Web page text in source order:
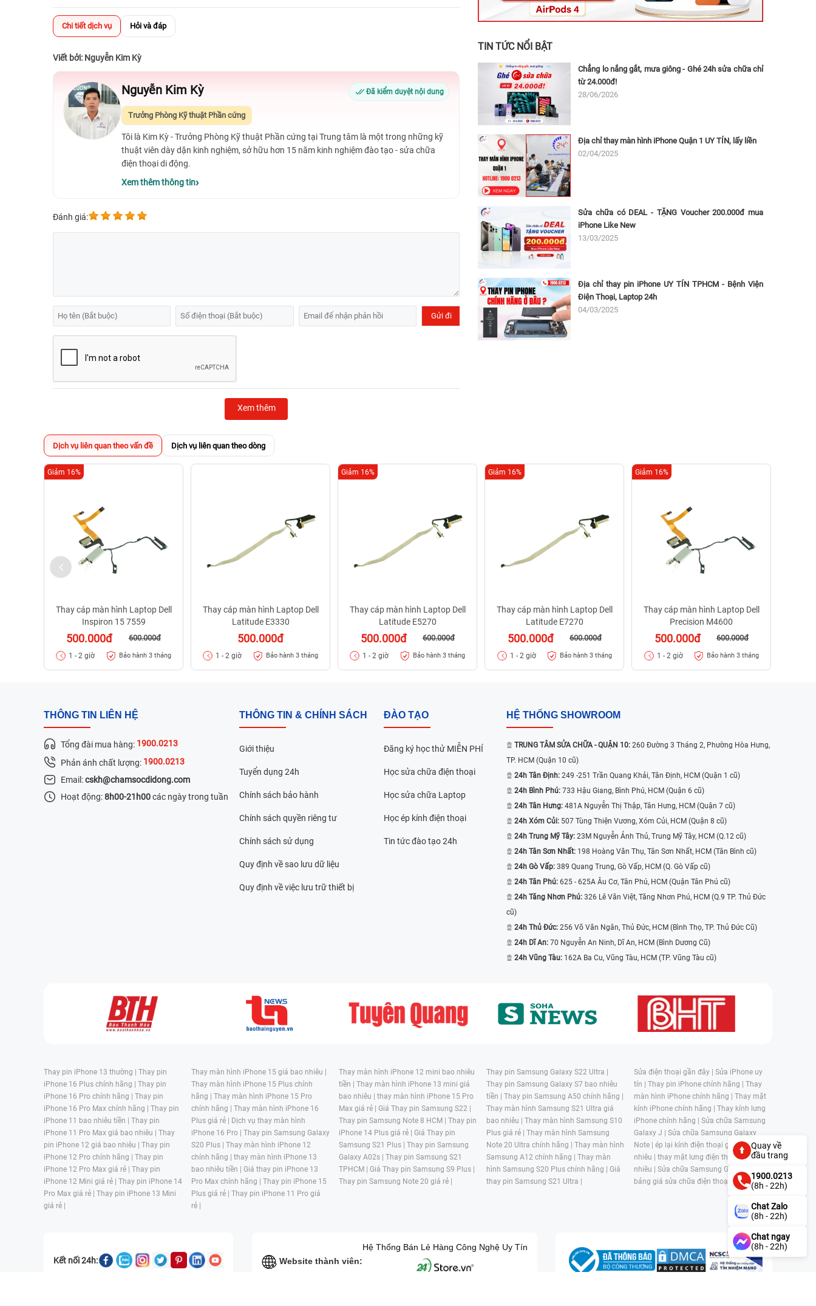
Chi tiết dịch vụ Hỏi và đáp
Viết bởi: Nguyễn Kim Kỳ
Nguyễn Kim Kỳ Đã kiểm duyệt nội dung
Trưởng Phòng Kỹ thuật Phần cứng
Tôi là Kim Kỳ - Trưởng Phòng Kỹ thuật Phần cứng tại Trung tâm là một trong những kỹ
thuật viên dày dặn kinh nghiệm, sở hữu hơn 15 năm kinh nghiệm đào tạo - sửa chữa
điện thoại di động.
Xem thêm thông tin
Đánh giá:
Xem thêm
24h Vũng Tàu: 162A Ba Cu, Vũng Tàu, Hồ Chí Minh (TP. Vũng Tàu cũ)
TIN TỨC NỔI BẬT
Chẳng lo nắng gắt, mưa giông - Ghé 24h sửa chữa chỉ
từ 24.000đ!
28/06/2026
Địa chỉ thay màn hình iPhone Quận 1 UY TÍN, lấy liền
02/04/2025
Sửa chữa có DEAL - TẶNG Voucher 200.000đ mua
iPhone Like New
13/03/2025
Địa chỉ thay pin iPhone UY TÍN TPHCM - Bệnh Viện
Điện Thoại, Laptop 24h
04/03/2025
Dịch vụ liên quan theo vấn đề Dịch vụ liên quan theo dòng
Thay cáp màn hình Laptop Dell
Inspiron 15 7559
500.000đ 600.000đ
Giảm 16%
1 - 2 giờ Bảo hành 3 tháng
Thay cáp màn hình Laptop Dell
Latitude E3330
500.000đ
1 - 2 giờ Bảo hành 3 tháng
Thay cáp màn hình Laptop Dell
Latitude E5270
500.000đ 600.000đ
Giảm 16%
1 - 2 giờ Bảo hành 3 tháng
Thay cáp màn hình Laptop Dell
Latitude E7270
500.000đ 600.000đ
Giảm 16%
1 - 2 giờ Bảo hành 3 tháng
Thay cáp màn hình Laptop Dell
Precision M4600
500.000đ 600.000đ
Giảm 16%
1 - 2 giờ Bảo hành 3 tháng
THÔNG TIN LIÊN HỆ
Tổng đài mua hàng: 1900.0213
Phản ánh chất lượng: 1900.0213
Email:cskh@chamsocdidong.com
Hoạt động:8h00-21h00các ngày trong tuần
THÔNG TIN & CHÍNH SÁCH
Giới thiệu
Tuyển dụng 24h
Chính sách bảo hành
Chính sách quyền riêng tư
Chính sách sử dụng
Quy định về sao lưu dữ liệu
Quy định về việc lưu trữ thiết bị
ĐÀO TẠO
Đăng ký học thử MIỄN PHÍ
Học sửa chữa điện thoại
Học sửa chữa Laptop
Học ép kính điện thoại
Tin tức đào tạo 24h
HỆ THỐNG SHOWROOM
TRUNG TÂM SỬA CHỮA - QUẬN 10: 260 Đường 3 Tháng 2, Phường Hòa Hưng,
TP. HCM (Quận 10 cũ)
24h Tân Định: 249 -251 Trần Quang Khải, Tân Định, HCM (Quận 1 cũ)
24h Bình Phú: 733 Hậu Giang, Bình Phú, HCM (Quận 6 cũ)
24h Tân Hưng: 481A Nguyễn Thị Thập, Tân Hưng, HCM (Quận 7 cũ)
24h Xóm Củi: 507 Tùng Thiện Vương, Xóm Củi, HCM (Quận 8 cũ)
24h Trung Mỹ Tây: 23M Nguyễn Ảnh Thủ, Trung Mỹ Tây, HCM (Q.12 cũ)
24h Tân Sơn Nhất: 198 Hoàng Văn Thụ, Tân Sơn Nhất, HCM (Tân Bình cũ)
24h Gò Vấp: 389 Quang Trung, Gò Vấp, HCM (Q. Gò Vấp cũ)
24h Tân Phú: 625 - 625A Âu Cơ, Tân Phú, HCM (Quận Tân Phú cũ)
24h Tăng Nhơn Phú: 326 Lê Văn Việt, Tăng Nhơn Phú, HCM (Q.9 TP. Thủ Đức
cũ)
24h Thủ Đức: 256 Võ Văn Ngân, Thủ Đức, HCM (Bình Thọ, TP. Thủ Đức Cũ)
24h Dĩ An: 70 Nguyễn An Ninh, Dĩ An, HCM (Bình Dương Cũ)
24h Vũng Tàu: 162A Ba Cu, Vũng Tàu, HCM (TP. Vũng Tàu cũ)
Thay pin iPhone 13 thường | Thay pin
iPhone 16 Plus chính hãng | Thay pin
iPhone 16 Pro chính hãng | Thay pin
iPhone 16 Pro Max chính hãng | Thay pin
iPhone 11 bao nhiêu tiền | Thay pin
iPhone 11 Pro Max giá bao nhiêu | Thay
pin iPhone 12 giá bao nhiêu | Thay pin
iPhone 12 Pro chính hãng | Thay pin
iPhone 12 Pro Max giá rẻ | Thay pin
iPhone 12 Mini giá rẻ | Thay pin iPhone 14
Pro Max giá rẻ | Thay pin iPhone 13 Mini
giá rẻ |
Thay màn hình iPhone 15 giá bao nhiêu |
Thay màn hình iPhone 15 Plus chính
hãng | Thay màn hình iPhone 15 Pro
chính hãng | Thay màn hình iPhone 16
Plus giá rẻ | Dịch vụ thay màn hình
iPhone 16 Pro | Thay pin Samsung Galaxy
S20 Plus | Thay màn hình iPhone 12
chính hãng | thay màn hình iPhone 13
bao nhiêu tiền | Giá thay pin iPhone 13
Pro Max chính hãng | Thay pin iPhone 15
Plus giá rẻ | Thay pin iPhone 11 Pro giá
rẻ |
Thay màn hình iPhone 12 mini bao nhiêu
tiền | Thay màn hình iPhone 13 mini giá
bao nhiêu | thay màn hình iPhone 15 Pro
Max giá rẻ | Giá Thay pin Samsung S22 |
Thay pin Samsung Note 8 HCM | Thay pin
iPhone 14 Plus giá rẻ | Giá Thay pin
Samsung S21 Plus | Thay pin Samsung
Galaxy A02s | Thay pin Samsung S21
TPHCM | Giá Thay pin Samsung S9 Plus |
Thay pin Samsung Note 20 giá rẻ |
Thay pin Samsung Galaxy S22 Ultra |
Thay pin Samsung Galaxy S7 bao nhiêu
tiền | Thay pin Samsung A50 chính hãng |
Thay màn hình Samsung S21 Ultra giá
bao nhiêu | Thay màn hình Samsung S10
Plus giá rẻ | Thay màn hình Samsung
Note 20 Ultra chính hãng | Thay màn hình
Samsung A12 chính hãng | Thay màn
hình Samsung S20 Plus chính hãng | Giá
thay pin Samsung S21 Ultra |
Sửa điện thoại gần đây | Sửa iPhone uy
tín | Thay pin iPhone chính hãng | Thay
màn hình iPhone chính hãng | Thay mặt
kính iPhone chính hãng | Thay kính lưng
iPhone chính hãng | Sửa chữa Samsung
Galaxy J | Sửa chữa Samsung Galaxy
Note | ép lại kính điện thoại giá bao
nhiêu | thay mặt lưng điện thoại giá bao
nhiêu | Sửa chữa Samsung Galaxy S |
bảng giá sửa chữa điện thoại samsung |
Kết nối 24h: Website thành viên:
Hệ Thống Bán Lẻ Hàng Công Nghệ Uy Tín
Quay về
đầu trang
1900.0213
(8h - 22h)
Chat Zalo
(8h - 22h)
Chat ngay
(8h - 22h)